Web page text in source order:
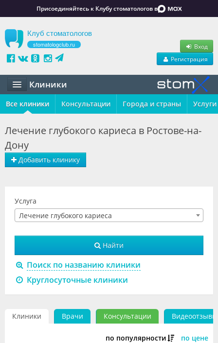
Присоединяйтесь к Клубу стоматологов в
Клуб стоматологов
stomatologclub.ru
Вход
Регистрация
Клиники
Статьи
Обучение
Вакансии
Объявления
Клиники
Специалисты
Все клиники Консультации Города и страны Услуги
Добавить клинику
Лечение глубокого кариеса в Ростове-на-
Дону
Услуга
Лечение глубокого кариеса
Найти
Поиск по названию клиники
Круглосуточные клиники
Клиники Врачи Консультации Видеоотзывы
по популярности по цене